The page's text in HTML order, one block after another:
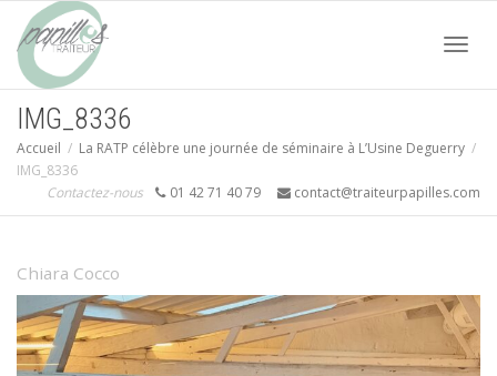
IMG_8336
Accueil
La RATP célèbre une journée de séminaire à L’Usine Deguerry
IMG_8336
Contactez-nous
01 42 71 40 79 contact@traiteurpapilles.com
Chiara Cocco